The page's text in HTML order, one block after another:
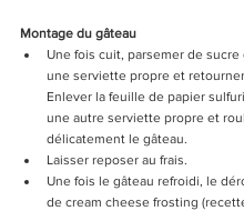
Montage du gâteau
Une fois cuit, parsemer de sucre
une serviette propre et retourner
Enlever la feuille de papier
une autre serviette propre et
délicatement le gâteau.
Laisser reposer au frais.
Une fois le gâteau refroidi, le
de cream cheese frosting